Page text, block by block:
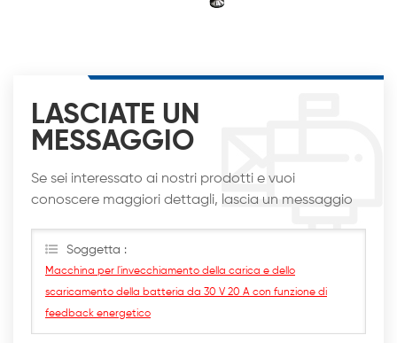
LASCIATE UN
MESSAGGIO
Se sei interessato ai nostri prodotti e vuoi
conoscere maggiori dettagli, lascia un messaggio
Soggetta :
Macchina per l'invecchiamento della carica e dello
scaricamento della batteria da 30 V 20 A con funzione di
feedback energetico